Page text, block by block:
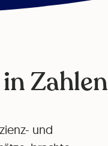
Zahlen
und